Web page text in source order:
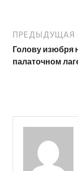
ПРЕДЫДУЩАЯ
Голову изюбря
палаточном